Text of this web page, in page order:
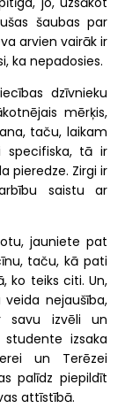
šaubas par
arvien vairāk ir
ka nepadosies.
dzīvnieku
mērķis,
taču, laikam
specifiska, tā ir
pieredze. Zirgi ir
saistu ar
jauniete pat
taču, kā pati
ko teiks citi. Un,
nejaušība,
savu izvēli un
izsaka
un Terēzei
palīdz piepildīt
attīstībā.